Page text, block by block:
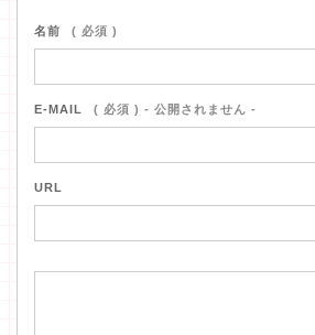
名前 ( 必須 )
E-MAIL ( 必須 ) - 公開されません -
URL